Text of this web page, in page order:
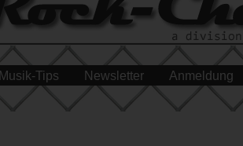
Musik-Tips Newsletter Anmeldung